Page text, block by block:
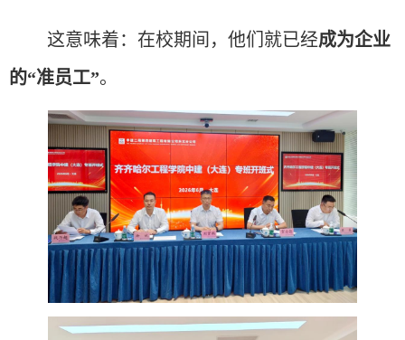
这意味着：在校期间，他们就已经成为企业
的“准员工”。